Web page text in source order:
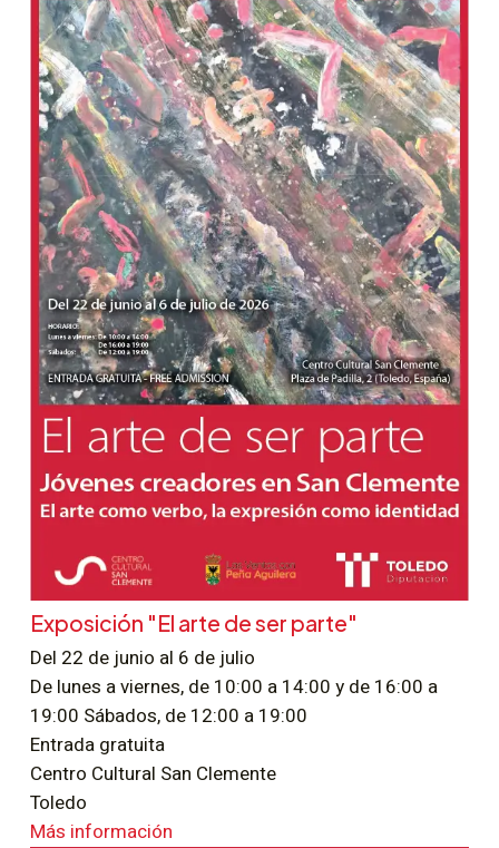
Exposición "El arte de ser parte"
Del 22 de junio al 6 de julio
De lunes a viernes, de 10:00 a 14:00 y de 16:00 a
19:00 Sábados, de 12:00 a 19:00
Entrada gratuita
Centro Cultural San Clemente
Toledo
Más información